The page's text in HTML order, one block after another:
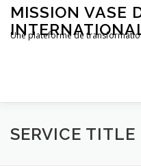
Aller
contenu
MISSION VASE
Une plateforme de
ACCUEIL FAIRE UN
SERVICE TITLE